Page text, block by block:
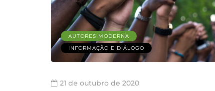
AUTORES MODERNA
INFORMAÇÃO E DIÁLOGO
21 de outubro de 2020